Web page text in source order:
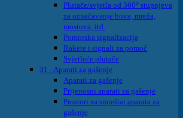
Plutače/svjetla od 360° stupnjeva
za označavanje bova, mreža,
mostova, itd.
Pomorska signalizacija
Rakete i signali za pomoć
Svjetleće plutače
31 - Aparati za gašenje
Aparati za gašenje
Prijenosni aparati za gašenje
Prostori za smještaj aparata za
gašenje